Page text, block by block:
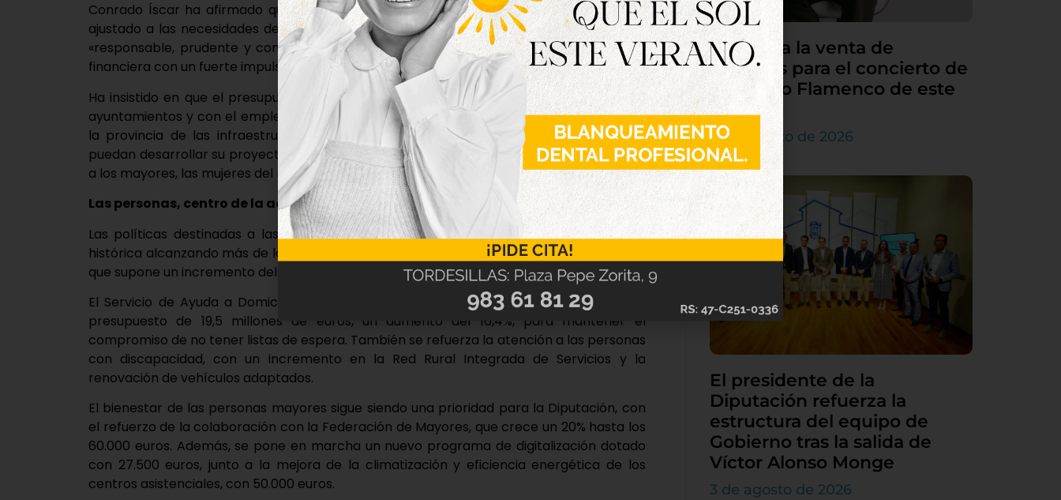
Conrado Íscar ha afirmado que estas cuentas suponen un proyecto «real y realizable,
ajustado a las necesidades de los vecinos de nuestros pueblos». Según ha explicado, es
«responsable, prudente y comprometido con el futuro» porque combina la estabilidad
financiera con un fuerte impulso a la inversión pública y al gasto social.
Ha insistido en que el presupuesto refuerza los compromisos con las personas, con los
ayuntamientos y con el empleo, estando «centrados en seguir dotando a los pueblos de
la provincia de las infraestructuras y los servicios necesarios para que las personas
puedan desarrollar su proyecto de vida». Por eso, prioriza las políticas dirigidas a jóvenes,
a los mayores, las mujeres del mundo rural, las familias y las personas con discapacidad.
Las personas, centro de la acción política
Las políticas destinadas a las personas llegan a los 92.586.088 euros, una nueva cifra
histórica alcanzando más de la mitad del presupuesto total de la institución provincial, lo
que supone un incremento del 10,08% respecto a 2025.
El Servicio de Ayuda a Domicilio vuelve a ser el programa estrella de la casa, con un
presupuesto de 19,5 millones de euros, un aumento del 16,4%, para mantener el
compromiso de no tener listas de espera. También se refuerza la atención a las personas
con discapacidad, con un incremento en la Red Rural Integrada de Servicios y la
renovación de vehículos adaptados.
El bienestar de las personas mayores sigue siendo una prioridad para la Diputación, con
el refuerzo de la colaboración con la Federación de Mayores, que crece un 20% hasta los
60.000 euros. Además, se pone en marcha un nuevo programa de digitalización dotado
con 27.500 euros, junto a la mejora de la climatización y eficiencia energética de los
centros asistenciales, con 50.000 euros.
Continúa la venta de
entradas para el concierto de
Demarco Flamenco de este
sábado
4 de agosto de 2026
El presidente de la
Diputación refuerza la
estructura del equipo de
Gobierno tras la salida de
Víctor Alonso Monge
3 de agosto de 2026